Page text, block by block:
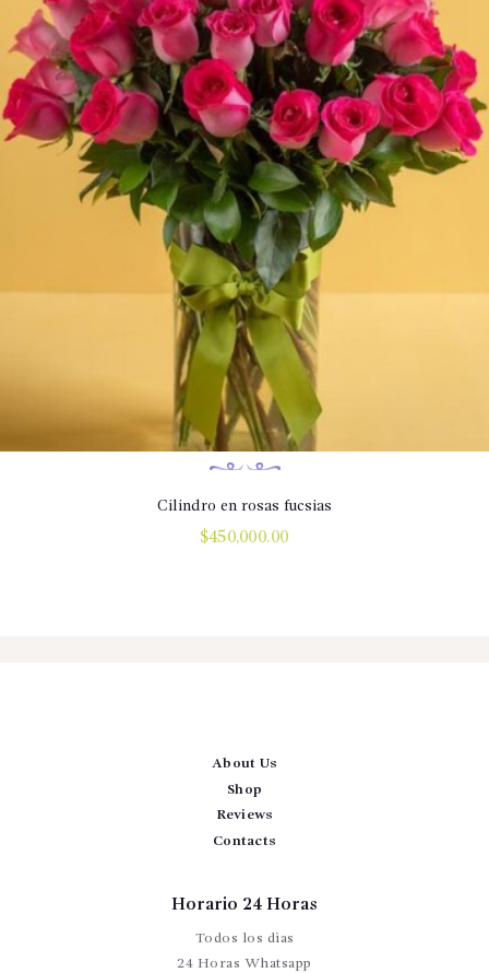
Cilindro en rosas fucsias
$450,000.00
About Us
Shop
Reviews
Contacts
Horario 24 Horas
Todos los dias
24 Horas Whatsapp